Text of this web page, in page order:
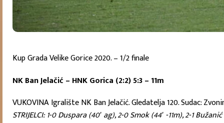
Kup Grada Velike Gorice 2020. – 1/2 finale
NK Ban Jelačić – HNK Gorica (2:2) 5:3 – 11m
VUKOVINA Igralište NK Ban Jelačić. Gledatelja 120. Sudac:
STRIJELCI: 1-0 Duspara (40′ ag), 2-0 Smok (44′ -11m), 2-1